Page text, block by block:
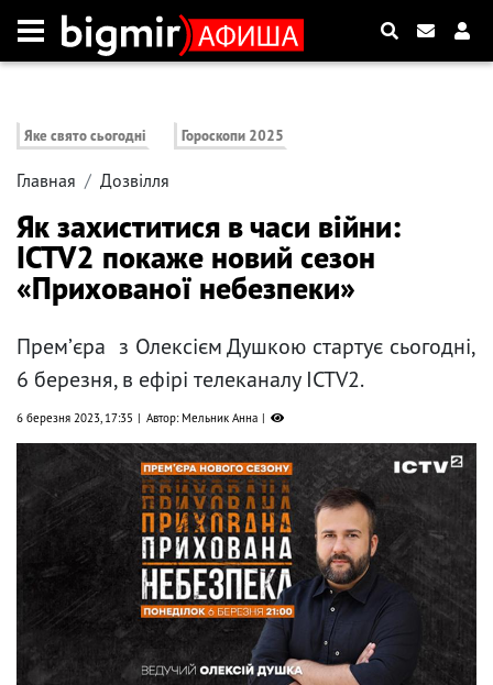
Яке свято сьогодні Гороскопи 2025
Главная Дозвілля
Як захиститися в часи війни:
ICTV2 покаже новий сезон
«Прихованої небезпеки»
Премʼєра з Олексієм Душкою стартує сьогодні,
6 березня, в ефірі телеканалу ICTV2.
6 березня 2023, 17:35 Автор: Мельник Анна